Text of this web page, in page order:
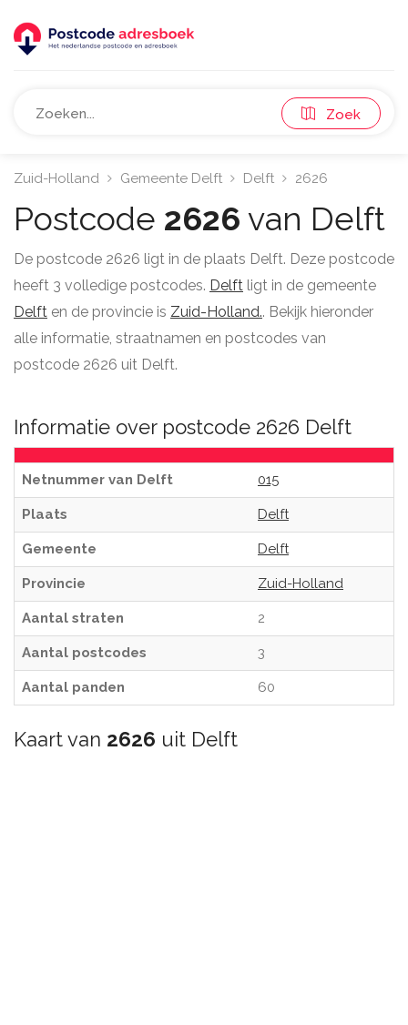
Zoek
Zuid-Holland Gemeente Delft Delft 2626
Postcode 2626 van Delft
De postcode 2626 ligt in de plaats Delft. Deze postcode
heeft 3 volledige postcodes. Delft ligt in de gemeente
Delft en de provincie is Zuid-Holland.. Bekijk hieronder
alle informatie, straatnamen en postcodes van
postcode 2626 uit Delft.
Informatie over postcode 2626 Delft
Netnummer van Delft 015
Plaats Delft
Gemeente Delft
Provincie Zuid-Holland
Aantal straten 2
Aantal postcodes 3
Aantal panden 60
Kaart van 2626 uit Delft